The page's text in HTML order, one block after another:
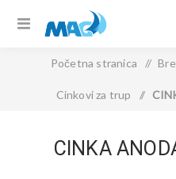
Početna stranica /
Cinkovi za trup /
CINKA